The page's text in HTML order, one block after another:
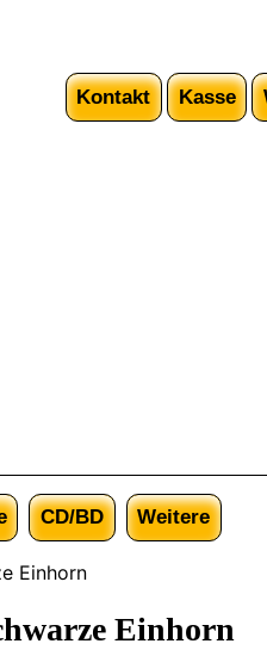
Kontakt Kasse
CD/BD Weitere
Einhorn
Einhorn